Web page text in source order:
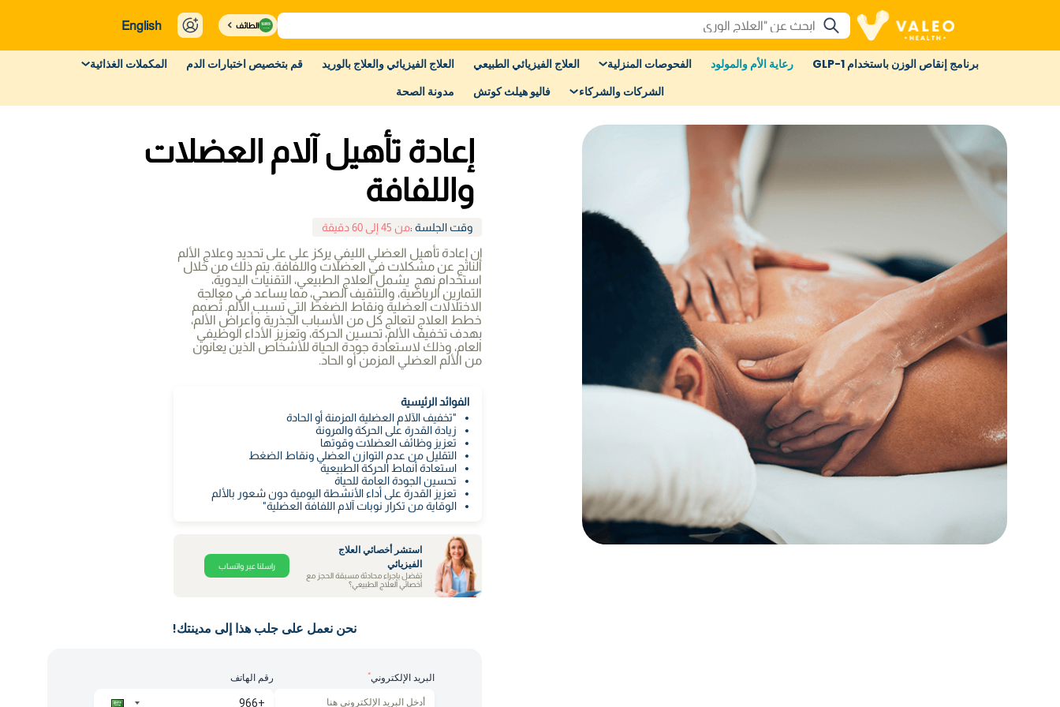
الطائف English
برنامج إنقاص الوزن باستخدام GLP-1 رعاية الأم والمولود الفحوصات المنزلية العلاج الفيزيائي الطبيعي العلاج الفيزيائي والعلاج بالوريد قم بتخصيص اختبارات الدم
المكملات الغذائية
الشركات والشركاء
فاليو هيلث كوتش مدونة الصحة
إعادة تأهيل آلام العضلات
واللفافة
وقت الجلسة :من 45 إلى 60 دقيقة
إن إعادة تأهيل العضلي الليفي يركز على على تحديد وعلاج الألم
الناتج عن مشكلات في العضلات واللفافة. يتم ذلك من خلال
استخدام نهج يشمل العلاج الطبيعي، التقنيات اليدوية،
التمارين الرياضية، والتثقيف الصحي، مما يساعد في معالجة
الاختلالات العضلية ونقاط الضغط التي تسبب الألم. تُصمم
خطط العلاج لتعالج كل من الأسباب الجذرية وأعراض الألم،
بهدف تخفيف الألم، تحسين الحركة، وتعزيز الأداء الوظيفي
العام، وذلك لاستعادة جودة الحياة للأشخاص الذين يعانون
من الألم العضلي المزمن أو الحاد.
الفوائد الرئيسية
"تخفيف الآلام العضلية المزمنة أو الحادة
زيادة القدرة على الحركة والمرونة
تعزيز وظائف العضلات وقوتها
التقليل من عدم التوازن العضلي ونقاط الضغط
استعادة أنماط الحركة الطبيعية
تحسين الجودة العامة للحياة
تعزيز القدرة على أداء الأنشطة اليومية دون شعور بالألم
الوقاية من تكرار نوبات آلام اللفافة العضلية"
استشر أخصائي العلاج
الفيزيائي
تفضل بإجراء محادثة مسبقة الحجز مع
أخصائي العلاج الطبيعي؟
راسلنا عبر واتساب
نحن نعمل على جلب هذا إلى مدينتك!
البريد الإلكتروني* رقم الهاتف